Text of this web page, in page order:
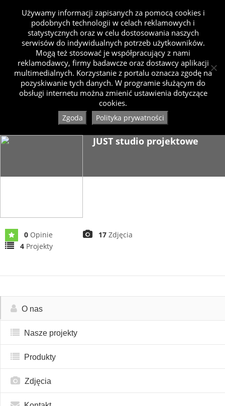
JUST studio projektowe
0 Opinie 17 Zdjęcia
4 Projekty
O nas
Nasze projekty
Produkty
Zdjęcia
Używamy informacji zapisanych za pomocą cookies i
podobnych technologii w celach reklamowych i
statystycznych oraz w celu dostosowania naszych
serwisów do indywidualnych potrzeb użytkowników.
Mogą też stosować je współpracujący z nami
reklamodawcy, firmy badawcze oraz dostawcy aplikacji
multimedialnych. Korzystanie z portalu oznacza zgodę na
pozyskiwanie tych danych. W programie służącym do
obsługi internetu można zmienić ustawienia dotyczące
cookies.
Zgoda Polityka prywatności